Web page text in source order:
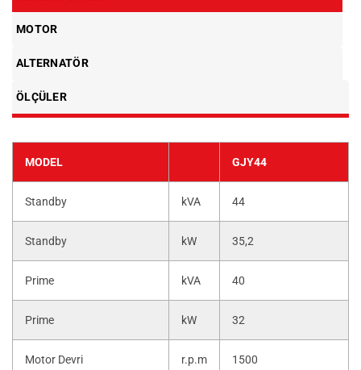
MOTOR
ALTERNATÖR
ÖLÇÜLER
MODEL GJY44
Standby kVA 44
Standby kW 35,2
Prime kVA 40
Prime kW 32
Motor Devri r.p.m 1500